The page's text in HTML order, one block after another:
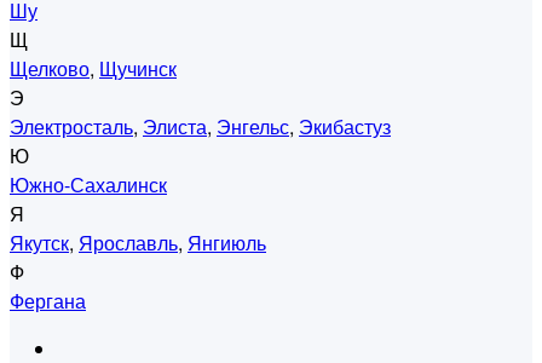
Шу
Щ
Щелково, Щучинск
Э
Электросталь, Элиста, Энгельс, Экибастуз
Ю
Южно-Сахалинск
Я
Якутск, Ярославль, Янгиюль
Ф
Фергана